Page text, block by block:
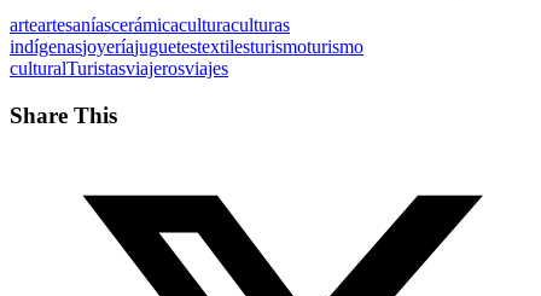
arteartesaníascerámicaculturaculturas
indígenasjoyeríajuguetestextilesturismoturismo
culturalTuristasviajerosviajes
Share This